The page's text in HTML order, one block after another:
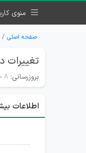
منوی
صفحه اصلی
تغییرات
بروزرسانی: ۸ خرداد ۱۴۰۴
اطلاعات